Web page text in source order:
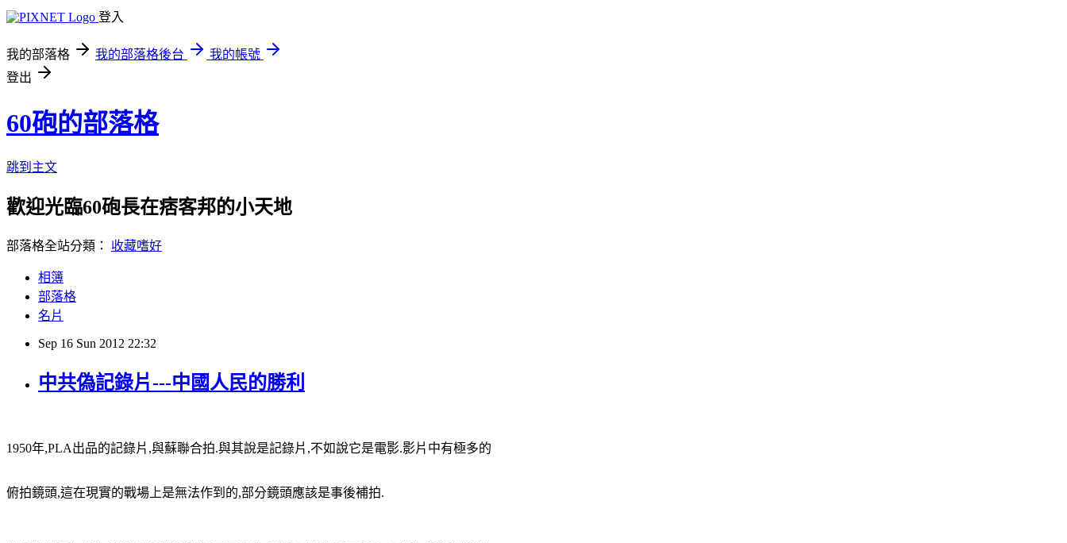
登入
我的部落格 我的部落格後台
我的帳號
登出
60砲的部落格
跳到主文
歡迎光臨60砲長在痞客邦的小天地
部落格全站分類： 收藏嗜好
相簿
部落格
名片
Sep 16 Sun 2012 22:32
中共偽記錄片---中國人民的勝利
1950年,PLA出品的記錄片,與蘇聯合拍.與其說是記錄片,不如說它是電影.影片中有極多的
俯拍鏡頭,這在現實的戰場上是無法作到的,部分鏡頭應該是事後補拍.